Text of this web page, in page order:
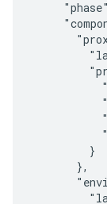
         }
       },